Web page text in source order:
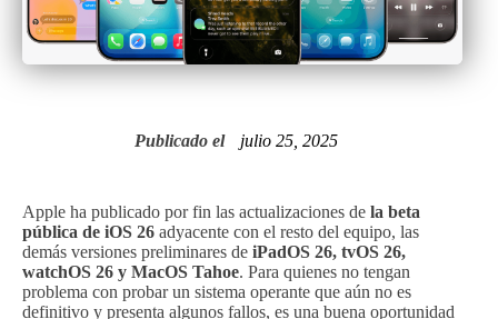
Publicado el julio 25, 2025
Apple ha publicado por fin las actualizaciones de la beta
pública de iOS 26 adyacente con el resto del equipo, las
demás versiones preliminares de iPadOS 26, tvOS 26,
watchOS 26 y MacOS Tahoe. Para quienes no tengan
problema con probar un sistema operante que aún no es
definitivo y presenta algunos fallos, es una buena oportunidad